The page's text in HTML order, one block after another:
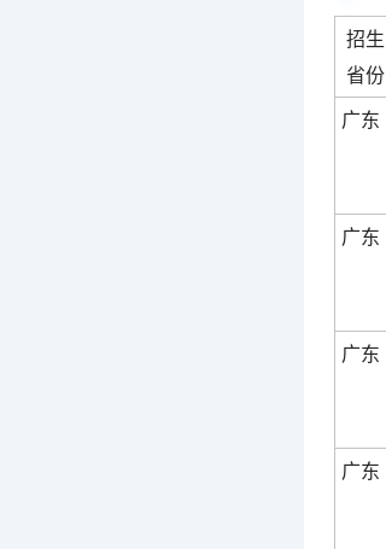
招生
省份
广东
广东
广东
广东